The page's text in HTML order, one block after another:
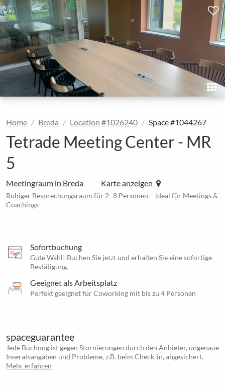
Home Breda Location #1026240 Space #1044267
Tetrade Meeting Center - MR
5
Meetingraum in Breda Karte anzeigen
Ruhiger Besprechungsraum für 2–8 Personen – ideal für Meetings &
Coachings
Sofortbuchung
Gute Wahl! Buchen Sie jetzt und erhalten Sie eine sofortige
Bestätigung.
Geeignet als Arbeitsplatz
Perfekt geeignet für Coworking mit bis zu 4 Personen
spaceguarantee
Jede Buchung ist gegen Stornierungen durch den Anbieter, ungenaue
Inseratsangaben und Probleme, z.B. beim Check-in, abgesichert.
Mehr erfahren